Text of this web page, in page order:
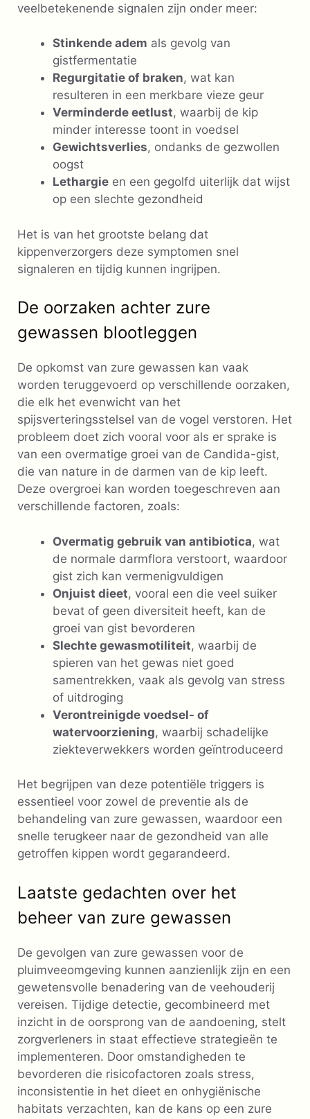
veelbetekenende signalen zijn onder meer:
Stinkende adem als gevolg van
gistfermentatie
Regurgitatie of braken, wat kan
resulteren in een merkbare vieze geur
Verminderde eetlust, waarbij de kip
minder interesse toont in voedsel
Gewichtsverlies, ondanks de gezwollen
oogst
Lethargie en een gegolfd uiterlijk dat wijst
op een slechte gezondheid
Het is van het grootste belang dat
kippenverzorgers deze symptomen snel
signaleren en tijdig kunnen ingrijpen.
De oorzaken achter zure
gewassen blootleggen
De opkomst van zure gewassen kan vaak
worden teruggevoerd op verschillende oorzaken,
die elk het evenwicht van het
spijsverteringsstelsel van de vogel verstoren. Het
probleem doet zich vooral voor als er sprake is
van een overmatige groei van de Candida-gist,
die van nature in de darmen van de kip leeft.
Deze overgroei kan worden toegeschreven aan
verschillende factoren, zoals:
Overmatig gebruik van antibiotica, wat
de normale darmflora verstoort, waardoor
gist zich kan vermenigvuldigen
Onjuist dieet, vooral een die veel suiker
bevat of geen diversiteit heeft, kan de
groei van gist bevorderen
Slechte gewasmotiliteit, waarbij de
spieren van het gewas niet goed
samentrekken, vaak als gevolg van stress
of uitdroging
Verontreinigde voedsel- of
watervoorziening, waarbij schadelijke
ziekteverwekkers worden geïntroduceerd
Het begrijpen van deze potentiële triggers is
essentieel voor zowel de preventie als de
behandeling van zure gewassen, waardoor een
snelle terugkeer naar de gezondheid van alle
getroffen kippen wordt gegarandeerd.
Laatste gedachten over het
beheer van zure gewassen
De gevolgen van zure gewassen voor de
pluimveeomgeving kunnen aanzienlijk zijn en een
gewetensvolle benadering van de veehouderij
vereisen. Tijdige detectie, gecombineerd met
inzicht in de oorsprong van de aandoening, stelt
zorgverleners in staat effectieve strategieën te
implementeren. Door omstandigheden te
bevorderen die risicofactoren zoals stress,
inconsistentie in het dieet en onhygiënische
habitats verzachten, kan de kans op een zure